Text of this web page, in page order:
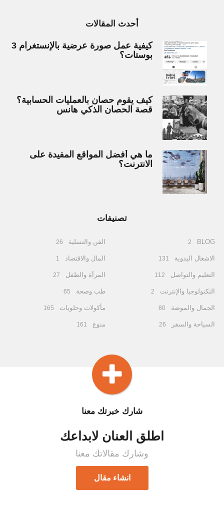
أحدث المقالات
كيفية عمل صورة عرضية بالإنستغرام 3
بوستات؟
كيف يقوم حصان بالعمليات الحسابية؟
قصة الحصان الذكي هانس
ما هي أفضل المواقع المفيدة على
الانترنت؟
تصنيفات
BLOG
2
الاشغال اليدوية 131
التعليم والتواصل 112
التكنولوجيا والإنترنت 2
الجمال والموضة 80
السياحة والسفر 26
الفن والتسلية 26
المال والاقتصاد 1
المرأة والطفل 27
طب وصحة 65
مأكولات وحلويات 165
منوع 161
شارك خبرتك معنا
اطلق العنان لابداعك
وشارك مقالاتك معنا
انشاء مقال